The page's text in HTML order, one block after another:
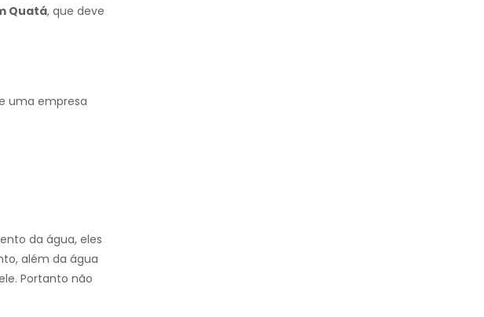
Quatá, que deve
uma empresa
da água, eles
além da água
Portanto não